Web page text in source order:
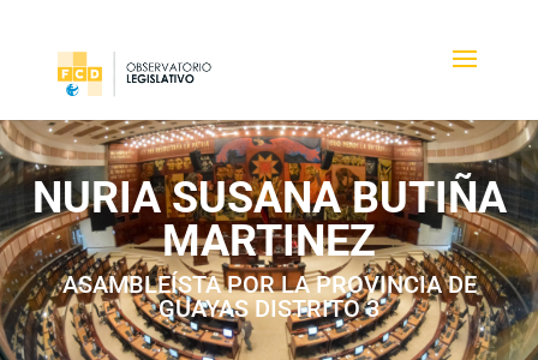
NURIA SUSANA BUTIÑA
MARTINEZ
ASAMBLEÍSTA POR LA PROVINCIA DE
GUAYAS DISTRITO 3